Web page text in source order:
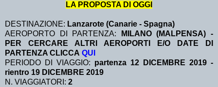
LA PROPOSTA DI OGGI
DESTINAZIONE: Lanzarote (Canarie - Spagna)
AEROPORTO DI PARTENZA:
MILANO (MALPENSA) -
PER CERCARE ALTRI AEROPORTI E/O DATE DI
PARTENZA CLICCA QUI
PERIODO DI VIAGGIO: partenza 12 DICEMBRE 2019 -
rientro 19 DICEMBRE 2019
N. VIAGGIATORI: 2